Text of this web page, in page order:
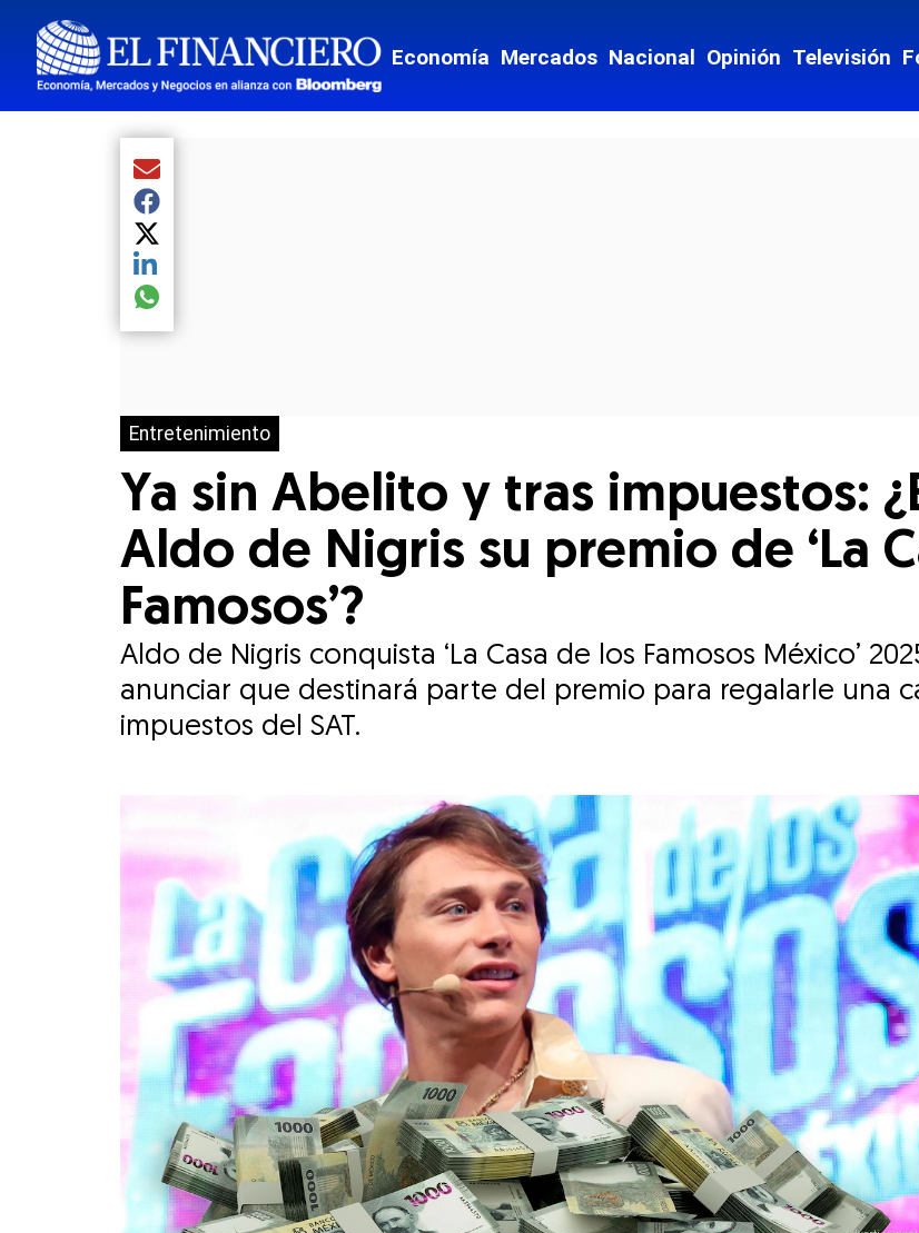
Economía Mercados Nacional Opinión Televisión
Entretenimiento
Ya sin Abelito y tras impuestos:
Aldo de Nigris su premio de ‘La
Famosos’?
Aldo de Nigris conquista ‘La Casa de los Famosos México’
anunciar que destinará parte del premio para regalarle una
impuestos del SAT.
Compartir el artículo actual mediante Email
Compartir el artículo actual mediante Facebook
Compartir el artículo actual mediante Twitter
Compartir el artículo actual mediante LinkedIn
Compartir el artículo actual mediante global.social-whatsapp